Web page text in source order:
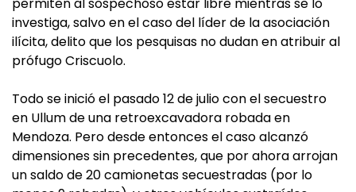
investiga, salvo en el caso del líder de la asociación
ilícita, delito que los pesquisas no dudan en atribuir al
prófugo Criscuolo.
Todo se inició el pasado 12 de julio con el secuestro
en Ullum de una retroexcavadora robada en
Mendoza. Pero desde entonces el caso alcanzó
dimensiones sin precedentes, que por ahora arrojan
un saldo de 20 camionetas secuestradas (por lo